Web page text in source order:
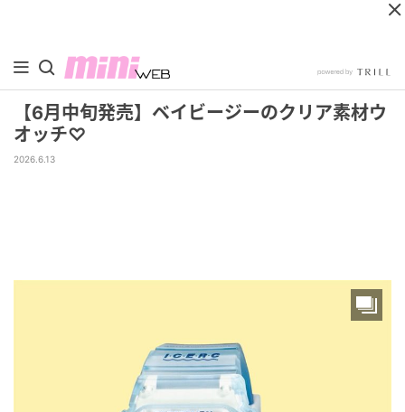
【6月中旬発売】ベイビージーのクリア素材ウ
オッチ♡
2026.6.13